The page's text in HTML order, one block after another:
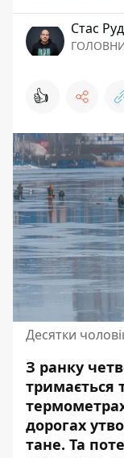
Стас
👍
Десятки
З ранку
тримається
дорогах
тане. Та